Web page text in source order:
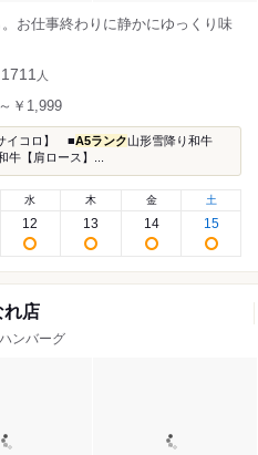
お仕事終わりに静かにゆっくり味
1711 人
￥1,999
イコロ】 ■A5ランク山形雪降り和牛
牛【肩ロース】...
水
12
木
13
金
14
土
15
れ店
ンバーグ